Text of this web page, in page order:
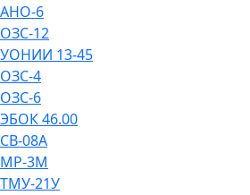
АНО-6
ОЗС-12
УОНИИ 13-45
ОЗС-4
ОЗС-6
ЭБОК 46.00
СВ-08А
МР-3М
ТМУ-21У